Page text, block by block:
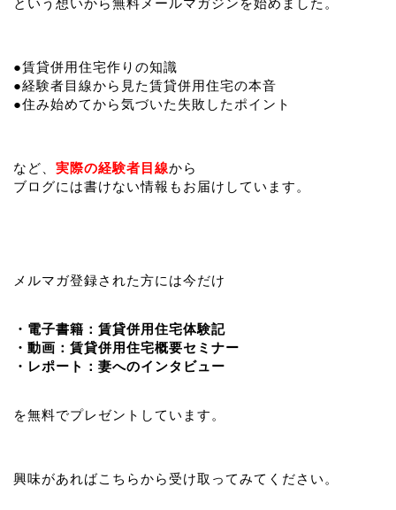
という想いから無料メールマガジンを始めました。
●賃貸併用住宅作りの知識
●経験者目線から見た賃貸併用住宅の本音
●住み始めてから気づいた失敗したポイント
など、 実際の経験者目線から
ブログには書けない情報もお届けしています。
メルマガ登録された方には今だけ
・電子書籍：賃貸併用住宅体験記
・動画：賃貸併用住宅概要セミナー
・レポート：妻へのインタビュー
を無料でプレゼントしています。
興味があればこちらから受け取ってみてください。